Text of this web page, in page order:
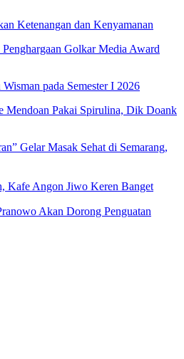
Ketenangan dan Kenyamanan
Golkar Media Award
pada Semester I 2026
Mendoan Pakai Spirulina, Dik Doank
Gelar Masak Sehat di Semarang,
Kafe Angon Jiwo Keren Banget
Akan Dorong Penguatan